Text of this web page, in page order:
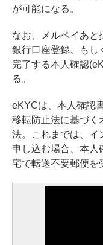
が可能になる。
なお、メルペイあと
銀行口座登録、もし
完了する本人確認
る。
eKYCは、本人確認
移転防止法に基づく
法。これまでは、イ
申し込む場合、本人
宅で転送不要郵便を